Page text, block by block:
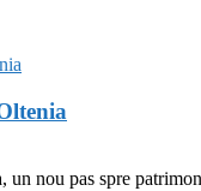
un nou pas spre